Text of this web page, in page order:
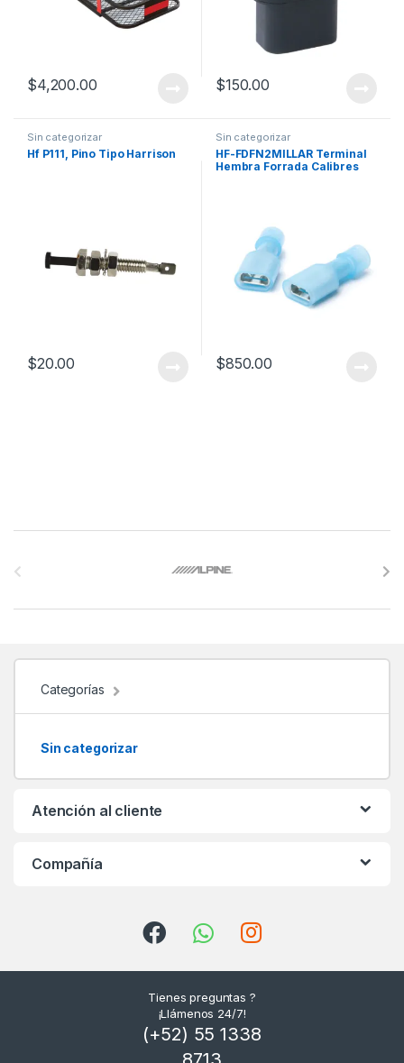
$4,200.00 $150.00
Sin categorizar
Hf P111, Pino Tipo Harrison
$20.00
Sin categorizar
HF-FDFN2MILLAR Terminal
Hembra Forrada Calibres
$850.00
e
Categorías
Sin categorizar
Atención al cliente
Compañía
Tienes preguntas ?
¡Llámenos 24/7!
(+52) 55 1338